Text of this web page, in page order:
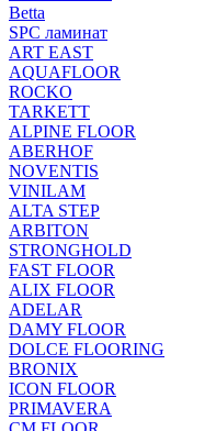
Betta
SPC ламинат
ART EAST
AQUAFLOOR
ROCKO
TARKETT
ALPINE FLOOR
ABERHOF
NOVENTIS
VINILAM
ALTA STEP
ARBITON
STRONGHOLD
FAST FLOOR
ALIX FLOOR
ADELAR
DAMY FLOOR
DOLCE FLOORING
BRONIX
ICON FLOOR
PRIMAVERA